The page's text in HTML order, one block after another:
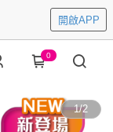
開啟APP
0
1/2